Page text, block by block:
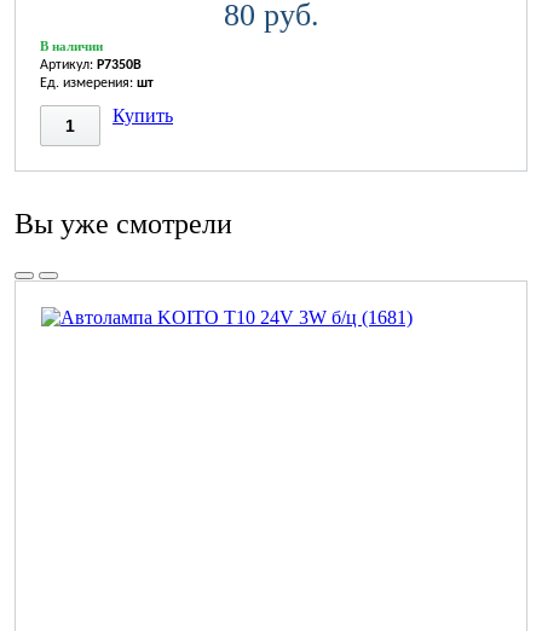
80 руб.
В наличии
Артикул: P7350B
Ед. измерения: шт
Купить
Вы уже смотрели